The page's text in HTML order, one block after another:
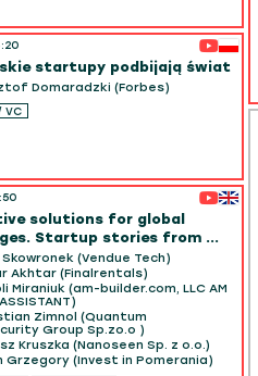
startupy podbijają świat
Domaradzki (Forbes)
VC
solutions for global
Startup stories from ...
(Vendue Tech)
Akhtar (Finalrentals)
Miraniuk (am-builder.com, LLC AM
Zimnol (Quantum
Group Sp.zo.o )
Kruszka (Nanoseen Sp. z o.o.)
Grzegory (Invest in Pomerania)